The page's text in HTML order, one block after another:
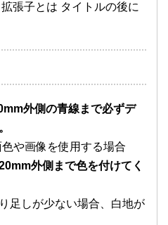
張子とは タイトルの後に
外側の青線まで必ずデ
や画像を使用する場合
外側まで色を付けてく
足しが少ない場合、白地が